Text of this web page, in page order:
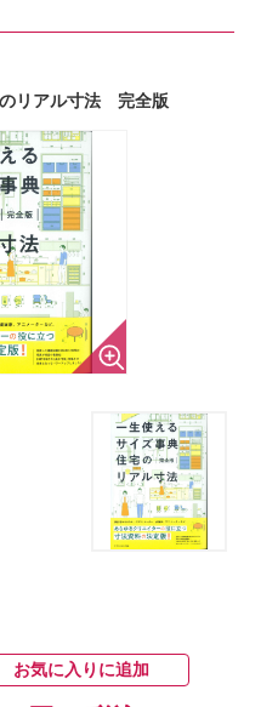
リアル寸法 完全版
お気に入りに追加